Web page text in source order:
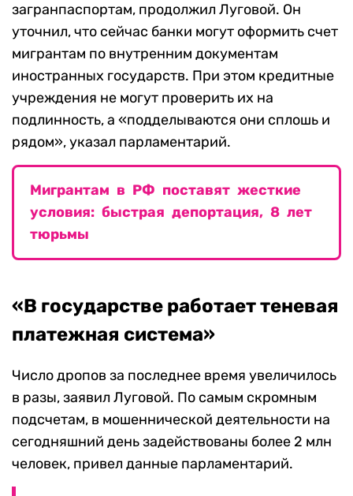
загранпаспортам, продолжил Луговой. Он
уточнил, что сейчас банки могут оформить счет
мигрантам по внутренним документам
иностранных государств. При этом кредитные
учреждения не могут проверить их на
подлинность, а «подделываются они сплошь и
рядом», указал парламентарий.
Мигрантам в РФ поставят жесткие
условия: быстрая депортация, 8 лет
тюрьмы
«В государстве работает теневая
платежная система»
Число дропов за последнее время увеличилось
в разы, заявил Луговой. По самым скромным
подсчетам, в мошеннической деятельности на
сегодняшний день задействованы более 2 млн
человек, привел данные парламентарий.